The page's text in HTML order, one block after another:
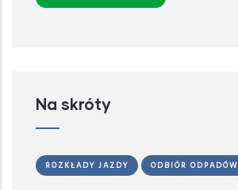
Na skróty
ROZKŁADY JAZDY ODBIÓR ODPADÓW